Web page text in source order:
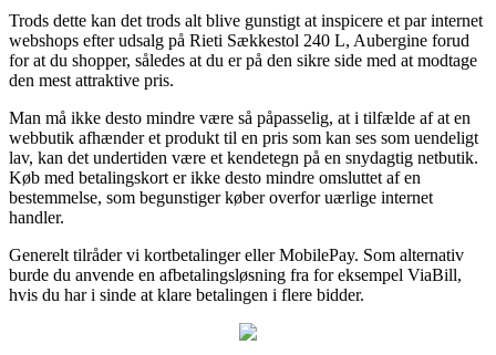
Trods dette kan det trods alt blive gunstigt at inspicere et par internet
webshops efter udsalg på Rieti Sækkestol 240 L, Aubergine forud
for at du shopper, således at du er på den sikre side med at modtage
den mest attraktive pris.
Man må ikke desto mindre være så påpasselig, at i tilfælde af at en
webbutik afhænder et produkt til en pris som kan ses som uendeligt
lav, kan det undertiden være et kendetegn på en snydagtig netbutik.
Køb med betalingskort er ikke desto mindre omsluttet af en
bestemmelse, som begunstiger køber overfor uærlige internet
handler.
Generelt tilråder vi kortbetalinger eller MobilePay. Som alternativ
burde du anvende en afbetalingsløsning fra for eksempel ViaBill,
hvis du har i sinde at klare betalingen i flere bidder.